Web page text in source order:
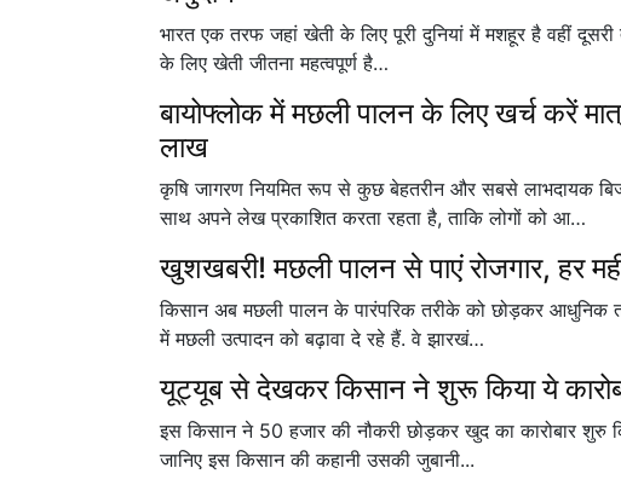
भारत एक तरफ जहां खेती के लिए पूरी दुनियां में मशहूर है वहीं
के लिए खेती जीतना महत्वपूर्ण है…
बायोफ्लोक में मछली पालन के लिए खर्च करें
लाख
कृषि जागरण नियमित रूप से कुछ बेहतरीन और सबसे लाभदायक
साथ अपने लेख प्रकाशित करता रहता है, ताकि लोगों को आ…
खुशखबरी! मछली पालन से पाएं रोजगार, हर
किसान अब मछली पालन के पारंपरिक तरीके को छोड़कर
में मछली उत्पादन को बढ़ावा दे रहे हैं. वे झारखं…
यूट्यूब से देखकर किसान ने शुरू किया ये
इस किसान ने 50 हजार की नौकरी छोड़कर खुद का कारोबार
जानिए इस किसान की कहानी उसकी जुबानी...